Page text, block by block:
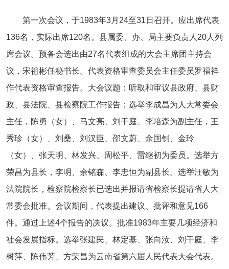
第一次会议，于1983年3月24至31日召开。应出席代表
136名，实际出席120名。县属委、办、局主要负责人20人列
席会议。预备会选出由27名代表组成的大会主席团主持会
议，宋祖彬任秘书长。代表资格审查委员会主任委员罗福祥
作代表资格审查报告。大会议题：听取和审议县政府、县财
政、县法院、县检察院工作报告；选举李成昌为人大常委会
主任，陈勇（女）、马文亮、刘干庭、李培森为副主任，王
秀珍（女）、刘桑、刘汉臣、邵文蔚、余国钊、金玲
（女）、张天明、林发兴、周松平、雷继初为委员。选举方
荣昌为县长，李明、余铭森、李忠恒为副县长。选举汪敏为
法院院长，检察院检察长已选出并报请省检察长提请省人大
常委会批准。会议期间，代表提出建议、批评和意见166
件。通过上述4个报告的决议。批准1983年主要几项经济和
社会发展指标。选举张建民、林定基、张向汝、刘干庭、李
树萍、陈伟芳、方荣昌为云南省第六届人民代表大会代表。